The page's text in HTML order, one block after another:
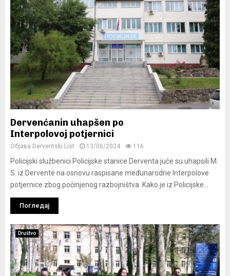
Dervenćanin uhapšen po
Interpolovoj potjernici
Објава Derventski List 13/06/2024 116
Policijski službenici Policijske stanice Derventa juče su uhapsili M.
S. iz Dervente na osnovu raspisane međunarodne Interpolove
potjernice zbog počinjenog razbojništva. Kako je iz Policijske...
Погледај
Društvo